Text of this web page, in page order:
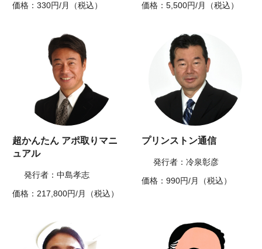
価格：330円/月（税込）
価格：5,500円/月（税込）
超かんたん アポ取りマニ
ュアル
発行者：中島孝志
価格：217,800円/月（税込）
プリンストン通信
発行者：冷泉彰彦
価格：990円/月（税込）